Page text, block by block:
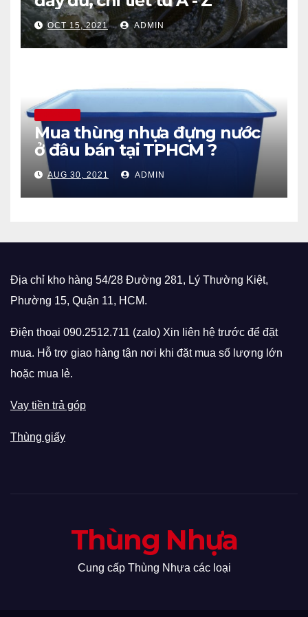
OCT 15, 2021 ADMIN
Mua thùng nhựa đựng nước
ở đâu bán tại TPHCM ?
AUG 30, 2021 ADMIN
Địa chỉ kho hàng 54/28 Đường 281, Lý Thường Kiệt,
Phường 15, Quận 11, HCM.
Điện thoại 090.2512.711 (zalo) Xin liên hệ trước để đặt
mua. Hỗ trợ giao hàng tận nơi khi đặt mua số lượng lớn
hoặc mua lẻ.
Vay tiền trả góp
Thùng giấy
Thùng Nhựa
Cung cấp Thùng Nhựa các loại